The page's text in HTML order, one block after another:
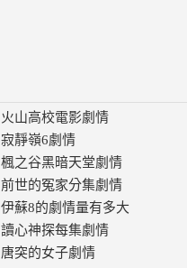
火山高校電影劇情
寂靜嶺6劇情
楓之谷黑暗天堂劇情
前世的冤家分集劇情
伊蘇8的劇情量有多大
讀心神探每集劇情
唐突的女子劇情